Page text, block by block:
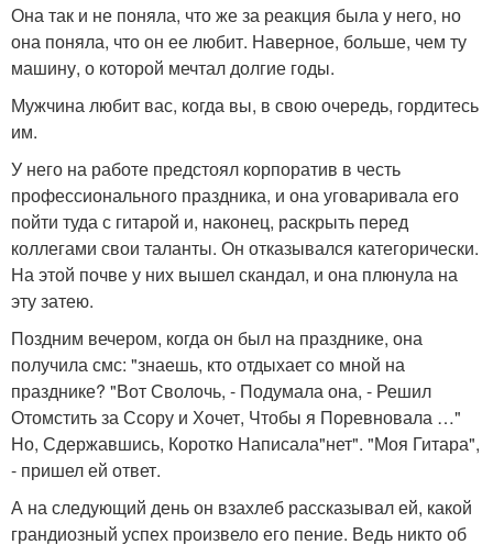
Она так и не поняла, что же за реакция была у него, но
она поняла, что он ее любит. Наверное, больше, чем ту
машину, о которой мечтал долгие годы.
Мужчина любит вас, когда вы, в свою очередь, гордитесь
им.
У него на работе предстоял корпоратив в честь
профессионального праздника, и она уговаривала его
пойти туда с гитарой и, наконец, раскрыть перед
коллегами свои таланты. Он отказывался категорически.
На этой почве у них вышел скандал, и она плюнула на
эту затею.
Поздним вечером, когда он был на празднике, она
получила смс: "знаешь, кто отдыхает со мной на
празднике? "Вот Сволочь, - Подумала она, - Решил
Отомстить за Ссору и Хочет, Чтобы я Поревновала …"
Но, Сдержавшись, Коротко Написала"нет". "Моя Гитара",
- пришел ей ответ.
А на следующий день он взахлеб рассказывал ей, какой
грандиозный успех произвело его пение. Ведь никто об